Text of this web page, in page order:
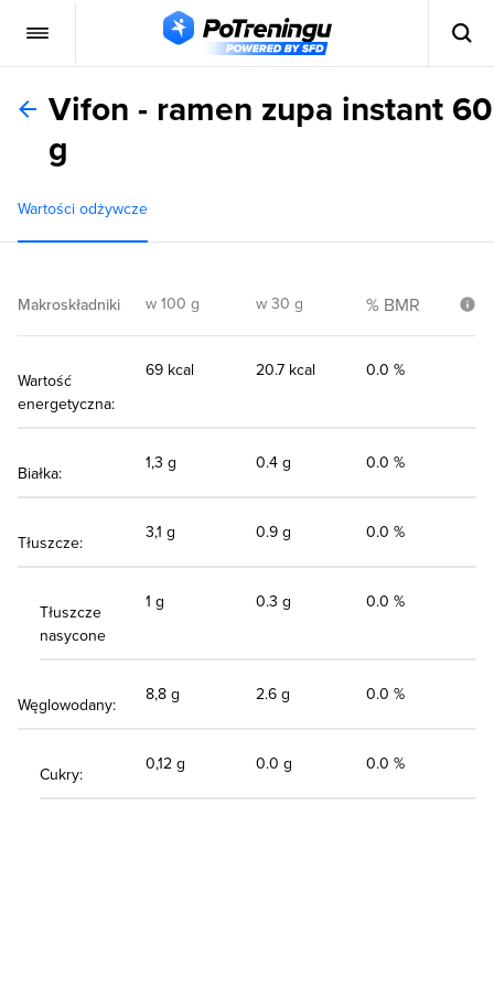
Vifon - ramen zupa instant 60
g
Wartości odżywcze
Makroskładniki w 100 g w 30 g % BMR
Wartość
energetyczna:
69 kcal 20.7 kcal 0.0 %
Białka:
1,3 g 0.4 g 0.0 %
Tłuszcze:
3,1 g 0.9 g 0.0 %
Tłuszcze
nasycone
1 g 0.3 g 0.0 %
Węglowodany:
8,8 g 2.6 g 0.0 %
Cukry:
0,12 g 0.0 g 0.0 %